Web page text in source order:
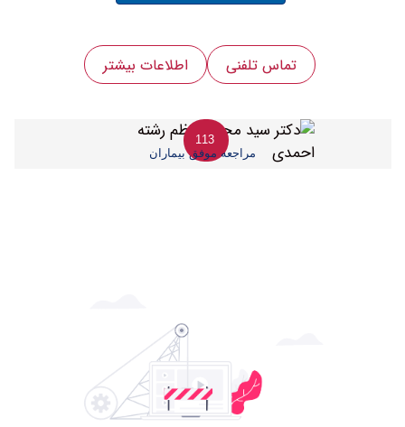
تماس تلفنی اطلاعات بیشتر
113
مراجعه موفق بیماران